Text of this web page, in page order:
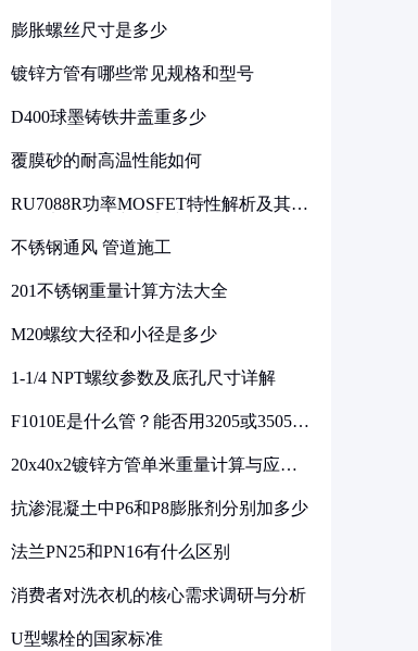
膨胀螺丝尺寸是多少
镀锌方管有哪些常见规格和型号
D400球墨铸铁井盖重多少
覆膜砂的耐高温性能如何
RU7088R功率MOSFET特性解析及其在
不锈钢通风 管道施工
201不锈钢重量计算方法大全
M20螺纹大径和小径是多少
1-1/4 NPT螺纹参数及底孔尺寸详解
F1010E是什么管？能否用3205或3505代
20x40x2镀锌方管单米重量计算与应用
抗渗混凝土中P6和P8膨胀剂分别加多少
法兰PN25和PN16有什么区别
消费者对洗衣机的核心需求调研与分析
U型螺栓的国家标准